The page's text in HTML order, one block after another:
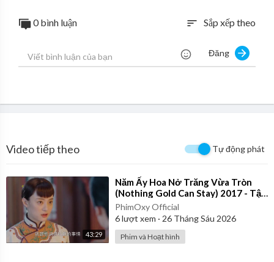
0 bình luận sort Sắp xếp theo
Đăng
Video tiếp theo Tự động phát
43:29
⁣Năm Ấy Hoa Nở Trăng Vừa Tròn
(Nothing Gold Can Stay) 2017 - Tập
28 | Thuyết Minh
PhimOxy Official
6lượt xem · 26 Tháng Sáu 2026
Phim và Hoạt hình